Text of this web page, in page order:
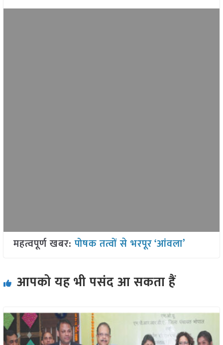
महत्वपूर्ण खबर:पोषक तत्वों से भरपूर ‘आंवला’
आपको यह भी पसंद आ सकता हैं